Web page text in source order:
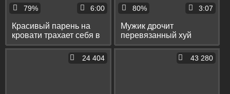
79% 6:00
Красивый парень на
кровати трахает себя в
попку дилдо и
собственным членом
80% 3:07
Мужик дрочит
перевязанный хуй
вибратором и кончает
себе на бритый лобок
24 404 43 280